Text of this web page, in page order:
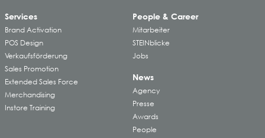
Services
Brand Activation
POS Design
Verkaufsförderung
Sales Promotion
Extended Sales Force
Merchandising
Instore Training
People & Career
Mitarbeiter
STEINblicke
Jobs
News
Agency
Presse
Awards
People